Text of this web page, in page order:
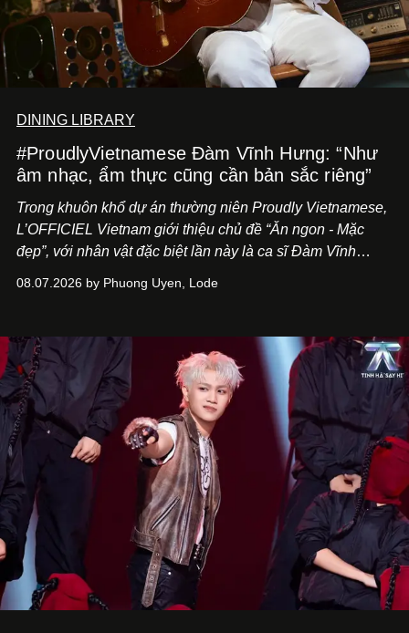
DINING LIBRARY
#ProudlyVietnamese Đàm Vĩnh Hưng: “Như
âm nhạc, ẩm thực cũng cần bản sắc riêng”
Trong khuôn khổ dự án thường niên Proudly Vietnamese,
L’OFFICIEL Vietnam giới thiệu chủ đề “Ăn ngon - Mặc
đẹp”, với nhân vật đặc biệt lần này là ca sĩ Đàm Vĩnh
Cà Phê Cà Pháo mang dấu ấn Indochine hoài niệm, thu
08.07.2026 by Phuong Uyen, Lode